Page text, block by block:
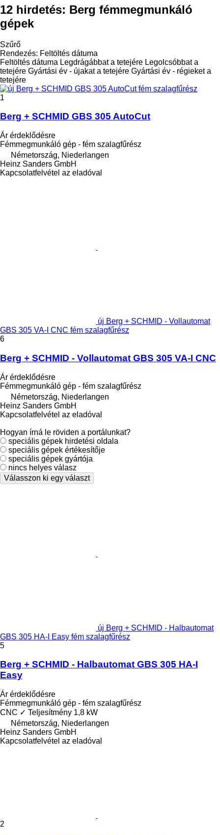
12 hirdetés: Berg fémmegmunkáló
gépek
Szűrő
Rendezés: Feltöltés dátuma
Feltöltés dátuma Legdrágábbat a tetejére Legolcsóbbat a
tetejére Gyártási év - újakat a tetejére Gyártási év - régieket a
tetejére
1
Berg + SCHMID GBS 305 AutoCut
Ár érdeklődésre
Fémmegmunkáló gép - fém szalagfűrész
Németország, Niederlangen
Heinz Sanders GmbH
Kapcsolatfelvétel az eladóval
új Berg + SCHMID - Vollautomat
GBS 305 VA-I CNC fém szalagfűrész
6
Berg + SCHMID - Vollautomat GBS 305 VA-I CNC
Ár érdeklődésre
Fémmegmunkáló gép - fém szalagfűrész
Németország, Niederlangen
Heinz Sanders GmbH
Kapcsolatfelvétel az eladóval
Hogyan írná le röviden a portálunkat?
speciális gépek hirdetési oldala
speciális gépek értékesítője
speciális gépek gyártója
nincs helyes válasz
Válasszon ki egy választ
új Berg + SCHMID - Halbautomat
GBS 305 HA-I Easy fém szalagfűrész
5
Berg + SCHMID - Halbautomat GBS 305 HA-I
Easy
Ár érdeklődésre
Fémmegmunkáló gép - fém szalagfűrész
CNC ✓ Teljesítmény 1,8 kW
Németország, Niederlangen
Heinz Sanders GmbH
Kapcsolatfelvétel az eladóval
2